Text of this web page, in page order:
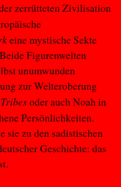
zerrütteten Zivilisation
eine mystische Sekte
Figurenwelten
unumwunden
zur Welteroberung
Tribesoder auch Noah in
Persönlichkeiten.
sie zu den sadistischen
Geschichte: das